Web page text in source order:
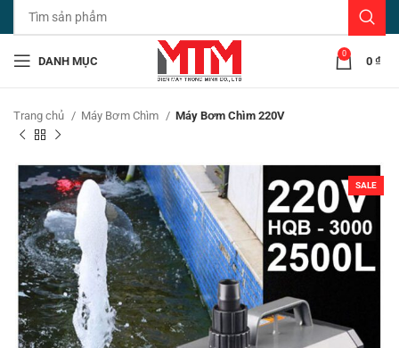
DANH MỤC
0
0 ₫
Trang chủ Máy Bơm Chìm Máy Bơm Chìm 220V
SALE